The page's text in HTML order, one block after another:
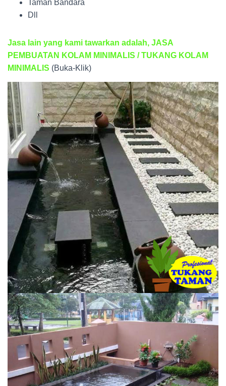
Taman Bandara
Dll
Jasa lain yang kami tawarkan adalah, JASA
PEMBUATAN KOLAM MINIMALIS / TUKANG KOLAM
MINIMALIS (Buka-Klik)